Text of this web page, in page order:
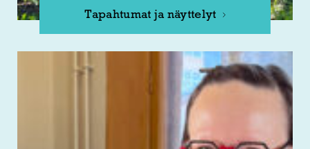
Tapahtumat ja näyttelyt